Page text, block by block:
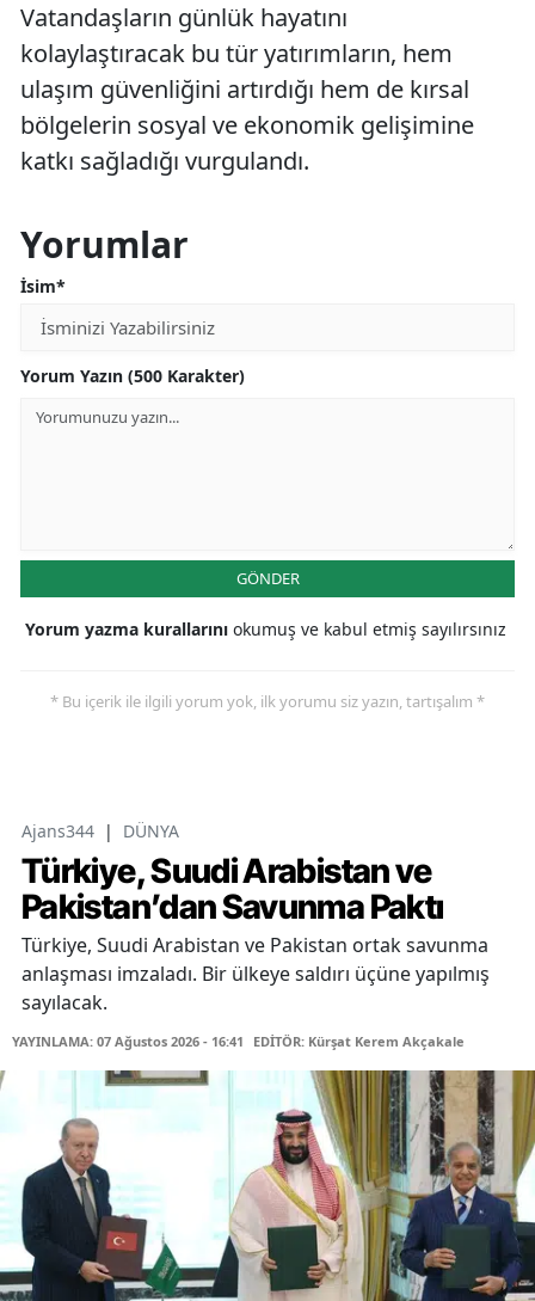
Vatandaşların günlük hayatını
kolaylaştıracak bu tür yatırımların, hem
ulaşım güvenliğini artırdığı hem de kırsal
bölgelerin sosyal ve ekonomik gelişimine
katkı sağladığı vurgulandı.
Yorumlar
İsim*
Yorum Yazın (500 Karakter)
GÖNDER
Yorum yazma kurallarını okumuş ve kabul etmiş sayılırsınız
* Bu içerik ile ilgili yorum yok, ilk yorumu siz yazın, tartışalım *
Ajans344 | DÜNYA
Türkiye, Suudi Arabistan ve
Pakistan’dan Savunma Paktı
Türkiye, Suudi Arabistan ve Pakistan ortak savunma
anlaşması imzaladı. Bir ülkeye saldırı üçüne yapılmış
sayılacak.
YAYINLAMA: 07 Ağustos 2026 - 16:41 EDİTÖR: Kürşat Kerem Akçakale